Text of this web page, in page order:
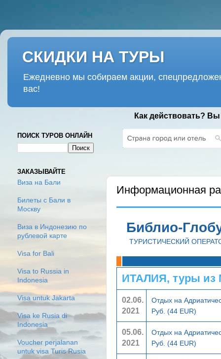
СКИДКИ НА ТУРЫ
Ежедневно мы собираем акции,
вас!
Как действовать?
Информационная
Библио-
ТУРИСТИЧЕСКИЙ
ИТАЛИЯ, туры из
02.06.
2021
Отдых на
Руб. (44 EUR)
05.06.
2021
Отдых на
Руб. (44 EUR)
ПОИСК ТУРОВ ОНЛАЙН
ЗАКАЗЫВАЙТЕ
Виза на Бали
Билеты с Бали в
Москву
Виза в Индонезию по
рублевой карте
Visa for Bali
Visa to Russia in
Indonesia
Visa untuk Jakarta
Visa ke Rusia di
Indonesia
Voucher perjalanan
untuk visa Turis Rusia